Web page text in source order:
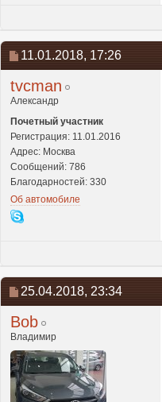
11.01.2018, 17:26
tvcman
Александр
Почетный участник
Регистрация: 11.01.2016
Адрес: Москва
Сообщений: 786
Благодарностей: 330
Об автомобиле
25.04.2018, 23:34
Bob
Владимир